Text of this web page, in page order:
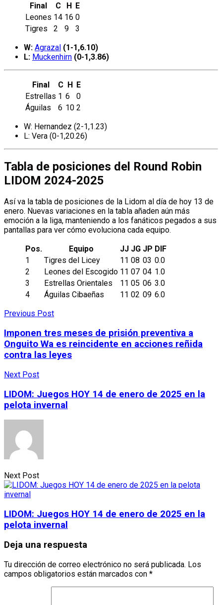
Final C H E
Leones 14 16 0
Tigres
2 9
3
W: Agrazal (1-1,6.10)
L: Muckenhirn (0-1,3.86)
Final C H E
Estrellas 1 6
0
Águilas
6 10 2
W: Hernandez (2-1,1.23)
L: Vera (0-1,20.26)
Tabla de posiciones del Round Robin
LIDOM 2024-2025
Así va la tabla de posiciones de la Lidom al día de hoy 13 de
enero. Nuevas variaciones en la tabla añaden aún más
emoción a la liga, manteniendo a los fanáticos pegados a sus
pantallas para ver cómo evoluciona cada equipo.
Pos.
Equipo JJ JG JP DIF
1
Tigres del Licey 11 08 03 0.0
2
Leones del Escogido 11 07 04 1.0
3
Estrellas Orientales 11 05 06 3.0
4
Águilas Cibaeñas 11 02 09 6.0
Previous Post
Imponen tres meses de prisión preventiva a
Onguito Wa es reincidente en acciones reñida
contra las leyes
Next Post
LIDOM: Juegos HOY 14 de enero de 2025 en la
pelota invernal
Next Post
LIDOM: Juegos HOY 14 de enero de 2025 en la
pelota invernal
Deja una respuesta
Tu dirección de correo electrónico no será publicada. Los
campos obligatorios están marcados con *